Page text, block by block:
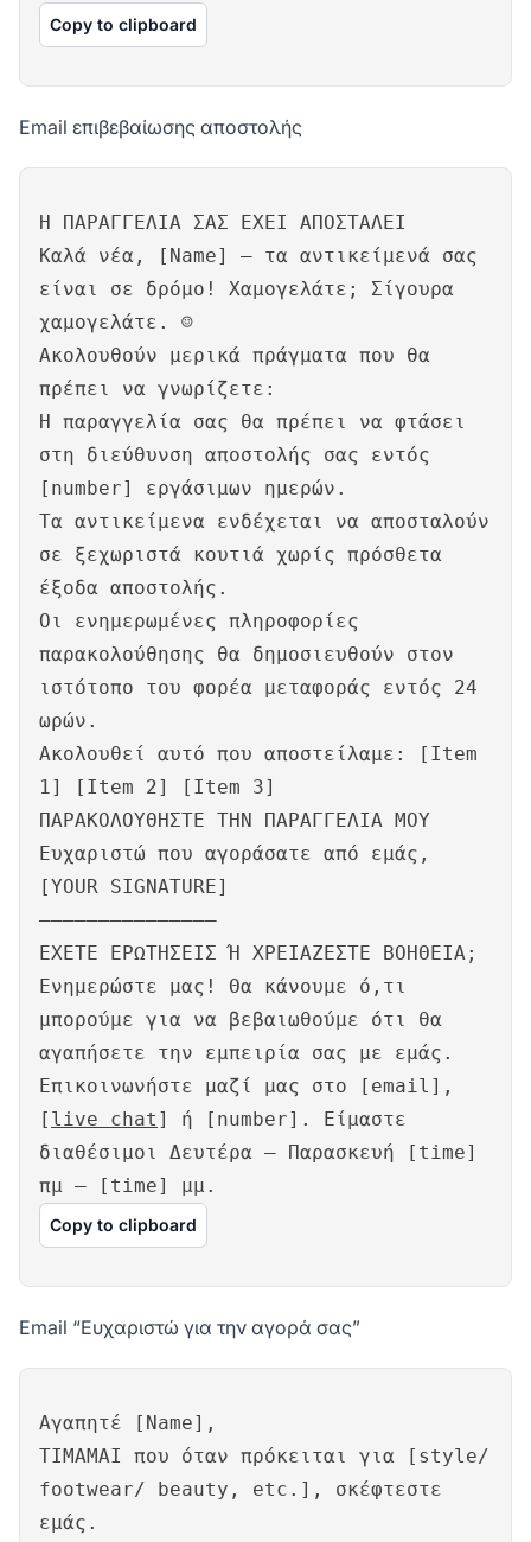
Copy to clipboard
Email επιβεβαίωσης αποστολής
Η ΠΑΡΑΓΓΕΛΙΑ ΣΑΣ ΕΧΕΙ ΑΠΟΣΤΑΛΕΙ
Καλά νέα, [Name] – τα αντικείμενά σας
είναι σε δρόμο! Χαμογελάτε; Σίγουρα
χαμογελάτε. ☺
Ακολουθούν μερικά πράγματα που θα
πρέπει να γνωρίζετε:
Η παραγγελία σας θα πρέπει να φτάσει
στη διεύθυνση αποστολής σας εντός
[number] εργάσιμων ημερών.
Τα αντικείμενα ενδέχεται να αποσταλούν
σε ξεχωριστά κουτιά χωρίς πρόσθετα
έξοδα αποστολής.
Οι ενημερωμένες πληροφορίες
παρακολούθησης θα δημοσιευθούν στον
ιστότοπο του φορέα μεταφοράς εντός 24
ωρών.
Ακολουθεί αυτό που αποστείλαμε: [Item
1] [Item 2] [Item 3]
ΠΑΡΑΚΟΛΟΥΘΗΣΤΕ ΤΗΝ ΠΑΡΑΓΓΕΛΙΑ ΜΟΥ
Ευχαριστώ που αγοράσατε από εμάς,
[YOUR SIGNATURE]
———————————————
ΕΧΕΤΕ ΕΡΩΤΗΣΕΙΣ Ή ΧΡΕΙΑΖΕΣΤΕ ΒΟΗΘΕΙΑ;
Ενημερώστε μας! Θα κάνουμε ό,τι
μπορούμε για να βεβαιωθούμε ότι θα
αγαπήσετε την εμπειρία σας με εμάς.
Επικοινωνήστε μαζί μας στο [email],
[ live chat ] ή [number]. Είμαστε
διαθέσιμοι Δευτέρα – Παρασκευή [time]
πμ – [time] μμ.
Copy to clipboard
Email “Ευχαριστώ για την αγορά σας”
Αγαπητέ [Name],
ΤΙΜΑΜΑΙ που όταν πρόκειται για [style/
footwear/ beauty, etc.], σκέφτεστε
εμάς.